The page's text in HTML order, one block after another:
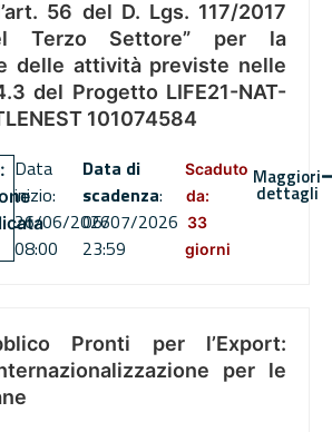
56 del D. Lgs. 117/2017
Terzo Settore” per la
delle attività previste nelle
del Progetto LIFE21-NAT-
101074584
Data
inizio:
26/06/2026
08:00
Data di
scadenza:
06/07/2026
23:59
Scaduto
da:
33
giorni
Maggiori
dettagli
Pronti per l’Export:
per le